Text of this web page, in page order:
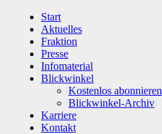
Start
Aktuelles
Fraktion
Presse
Infomaterial
Blickwinkel
Kostenlos abonnieren
Blickwinkel-Archiv
Karriere
Kontakt